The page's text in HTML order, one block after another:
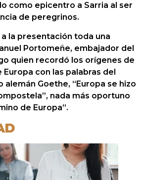
como epicentro a Sarria al ser
de peregrinos.
la presentación toda una
Portomeñe, embajador del
quien recordó los orígenes de
con las palabras del
Goethe, “Europa se hizo
nada más oportuno
de Europa”.